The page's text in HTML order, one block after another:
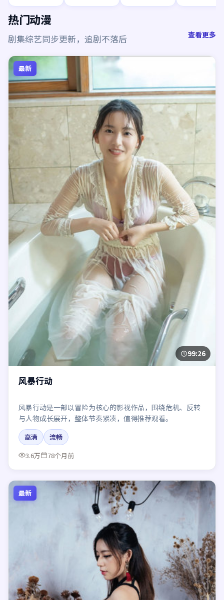
热门动漫
剧集综艺同步更新，追剧不落后 查看更多
最新
99:26
风暴行动
风暴行动是一部以冒险为核心的影视作品，围绕危机、反转
与人物成长展开，整体节奏紧凑，值得推荐观看。
高清
流畅
3.6万
78个月前
最新